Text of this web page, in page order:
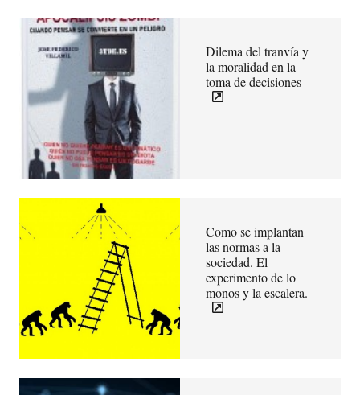
Dilema del tranvía y
la moralidad en la
toma de decisiones
Como se implantan
las normas a la
sociedad. El
experimento de lo
monos y la escalera.